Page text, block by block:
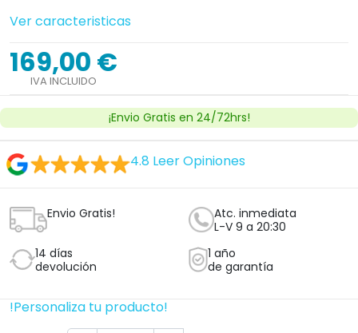
Ver caracteristicas
169,00 €
IVA INCLUIDO
¡Envio Gratis en 24/72hrs!
4.8 Leer Opiniones
Envio Gratis!
Atc. inmediata
L-V 9 a 20:30
14 días
devolución
1 año
de garantía
!Personaliza tu producto!